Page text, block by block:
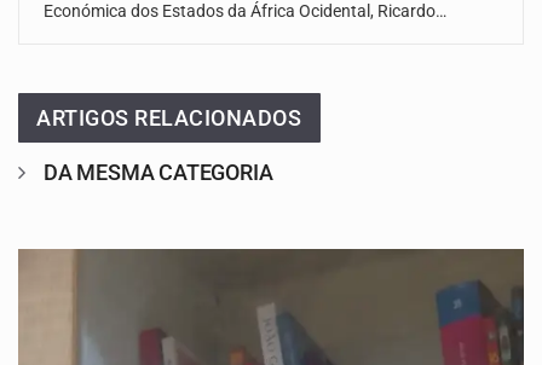
Económica dos Estados da África Ocidental, Ricardo…
ARTIGOS RELACIONADOS
DA MESMA CATEGORIA